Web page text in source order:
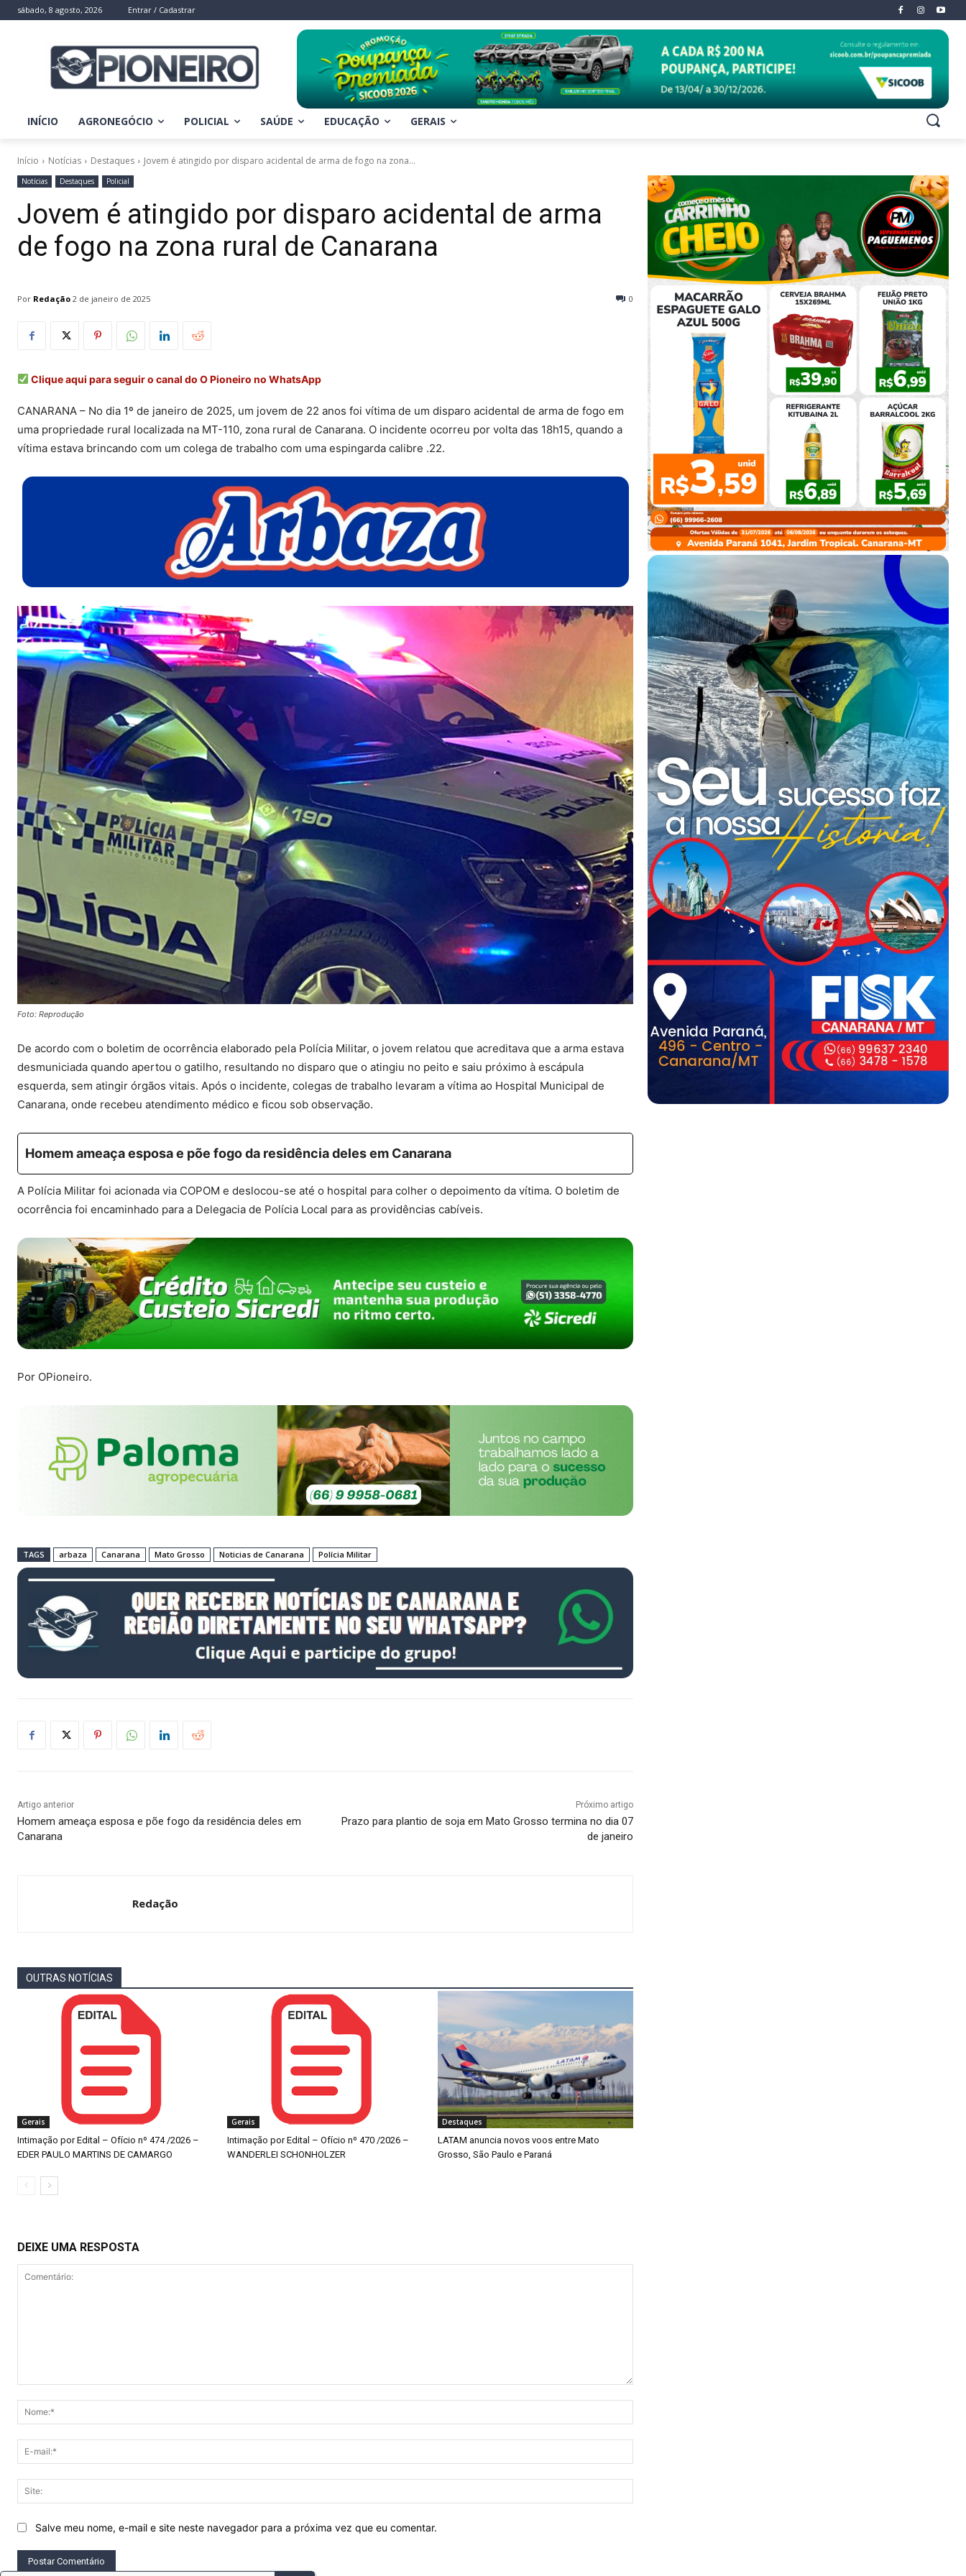
sábado, 8 agosto, 2026 Entrar / Cadastrar
INÍCIO AGRONEGÓCIO POLICIAL SAÚDE EDUCAÇÃO GERAIS
Início Notícias Destaques Jovem é atingido por disparo acidental de arma de fogo na zona...
Notícias Destaques Policial
Jovem é atingido por disparo acidental de arma
de fogo na zona rural de Canarana
Por Redação 0
2 de janeiro de 2025
Clique aqui para seguir o canal do O Pioneiro no WhatsApp
CANARANA – No dia 1º de janeiro de 2025, um jovem de 22 anos foi vítima de um disparo acidental de arma de fogo em
uma propriedade rural localizada na MT-110, zona rural de Canarana. O incidente ocorreu por volta das 18h15, quando a
vítima estava brincando com um colega de trabalho com uma espingarda calibre .22.
Foto: Reprodução
De acordo com o boletim de ocorrência elaborado pela Polícia Militar, o jovem relatou que acreditava que a arma estava
desmuniciada quando apertou o gatilho, resultando no disparo que o atingiu no peito e saiu próximo à escápula
esquerda, sem atingir órgãos vitais. Após o incidente, colegas de trabalho levaram a vítima ao Hospital Municipal de
Canarana, onde recebeu atendimento médico e ficou sob observação.
Homem ameaça esposa e põe fogo da residência deles em Canarana
A Polícia Militar foi acionada via COPOM e deslocou-se até o hospital para colher o depoimento da vítima. O boletim de
ocorrência foi encaminhado para a Delegacia de Polícia Local para as providências cabíveis.
Por OPioneiro.
TAGS arbaza Canarana Mato Grosso Noticias de Canarana Polícia Militar
Artigo anterior
Homem ameaça esposa e põe fogo da residência deles em
Canarana
Próximo artigo
Prazo para plantio de soja em Mato Grosso termina no dia 07
de janeiro
Redação
OUTRAS NOTÍCIAS
Gerais
Intimação por Edital – Ofício nº 474 /2026 –
EDER PAULO MARTINS DE CAMARGO
Gerais
Intimação por Edital – Ofício nº 470 /2026 –
WANDERLEI SCHONHOLZER
Destaques
LATAM anuncia novos voos entre Mato
Grosso, São Paulo e Paraná
DEIXE UMA RESPOSTA
mail:*
Salve meu nome, e-mail e site neste navegador para a próxima vez que eu comentar.